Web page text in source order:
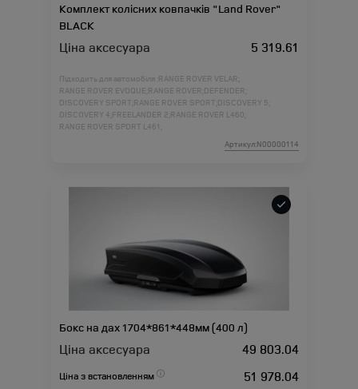
Комплект колісних ковпачків "Land Rover"
BLACK
Ціна аксесуара 5 319.61
Підходить для автомобіля : RANGE ROVER VELAR;
RANGE ROVER EVOQUE; RANGE ROVER; DEFENDER;
DISCOVERY SPORT; RANGE ROVER SPORT; DISCOVERY 5;
DISCOVERY 4; FREELANDER 2; RANGE ROVER L460;
RANGE ROVER SPORT L461;
Артикул:N00000114
Бокс на дах 1704*861*448мм (400 л)
Ціна аксесуара 49 803.04
Ціна з встановленням 51 978.04